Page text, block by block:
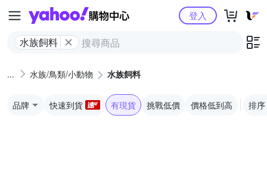
Yahoo購物中心
水族飼料
登入
水族/鳥類/小動物 水族飼料
品牌 快速到貨 有現貨 挑戰低價 價格低到高 排序